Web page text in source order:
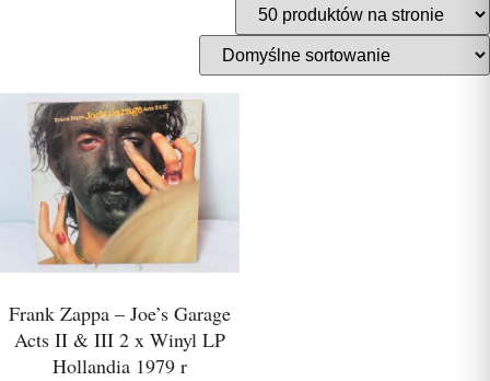
Frank Zappa – Joe’s Garage
Acts II & III 2 x Winyl LP
Hollandia 1979 r